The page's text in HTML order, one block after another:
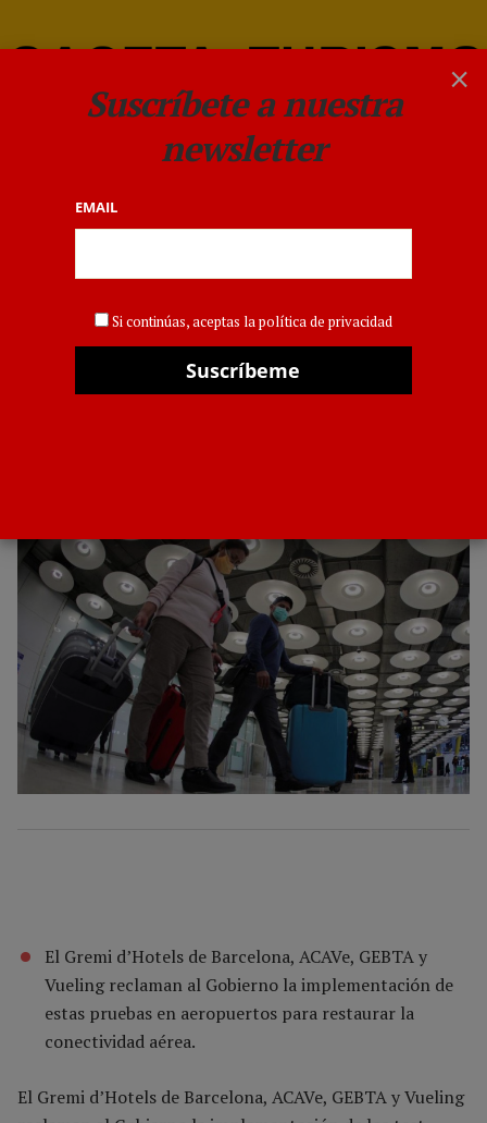
El sector turístico se une a
favor de los test rápidos de
El Gremi d’Hotels de Barcelona, ACAVe, GEBTA y
Vueling reclaman al Gobierno la implementación de
estas pruebas en aeropuertos para restaurar la
conectividad aérea.
El Gremi d’Hotels de Barcelona, ACAVe, GEBTA y Vueling
×
Suscríbete a nuestra
newsletter
EMAIL
Si continúas, aceptas la política de privacidad